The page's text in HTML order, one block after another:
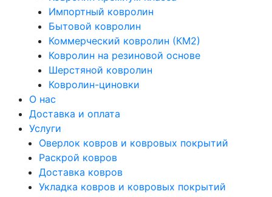
Импортный ковролин
Бытовой ковролин
Коммерческий ковролин (КМ2)
Ковролин на резиновой основе
Шерстяной ковролин
Ковролин-циновки
О нас
Доставка и оплата
Услуги
Оверлок ковров и ковровых покрытий
Раскрой ковров
Доставка ковров
Укладка ковров и ковровых покрытий